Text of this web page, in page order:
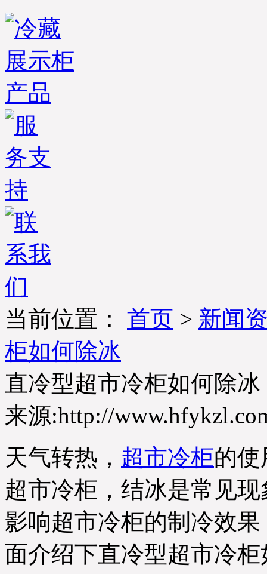
当前位置： 首页 > 新闻
柜如何除冰
直冷型超市冷柜如何除冰
来源:http://
天气转热， 超市冷柜的
超市冷柜，结冰是常见
影响超市冷柜的制冷效
面介绍下直冷型超市冷